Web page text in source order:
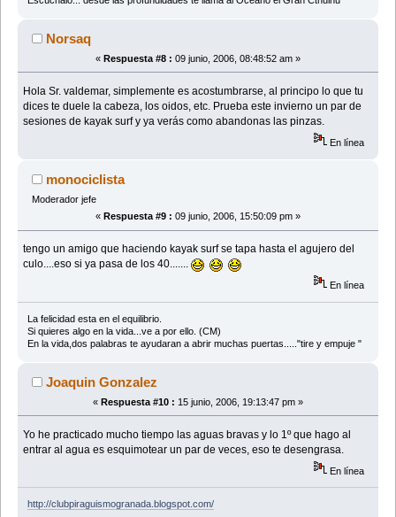
Norsaq
« Respuesta #8 : 09 junio, 2006, 08:48:52 am »
Hola Sr. valdemar, simplemente es acostumbrarse, al principo lo que tu
dices te duele la cabeza, los oidos, etc. Prueba este invierno un par de
sesiones de kayak surf y ya verás como abandonas las pinzas.
En línea
monociclista
Moderador jefe
« Respuesta #9 : 09 junio, 2006, 15:50:09 pm »
tengo un amigo que haciendo kayak surf se tapa hasta el agujero del
culo....eso si ya pasa de los 40.......
En línea
La felicidad esta en el equilibrio.
Si quieres algo en la vida...ve a por ello. (CM)
En la vida,dos palabras te ayudaran a abrir muchas puertas....."tire y empuje "
Joaquin Gonzalez
« Respuesta #10 : 15 junio, 2006, 19:13:47 pm »
Yo he practicado mucho tiempo las aguas bravas y lo 1º que hago al
entrar al agua es esquimotear un par de veces, eso te desengrasa.
En línea
http://clubpiraguismogranada.blogspot.com/